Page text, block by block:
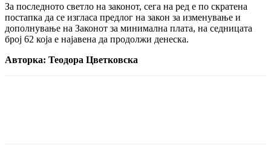
За последното светло на законот, сега на ред е по скратена
постапка да се изгласа предлог на закон за изменување и
дополнување на Законот за минимална плата, на седницата
број 62 која е најавена да продолжи денеска.
Авторка: Теодора Цветковска